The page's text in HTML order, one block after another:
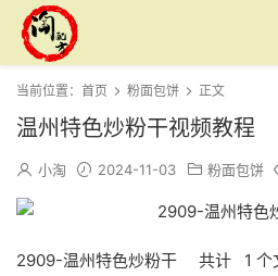
当前位置： 首页 粉面包饼 正文
温州特色炒粉干视频教程
小淘 2024-11-03 粉面包饼
2909-温州特色炒粉干 共计 1 个